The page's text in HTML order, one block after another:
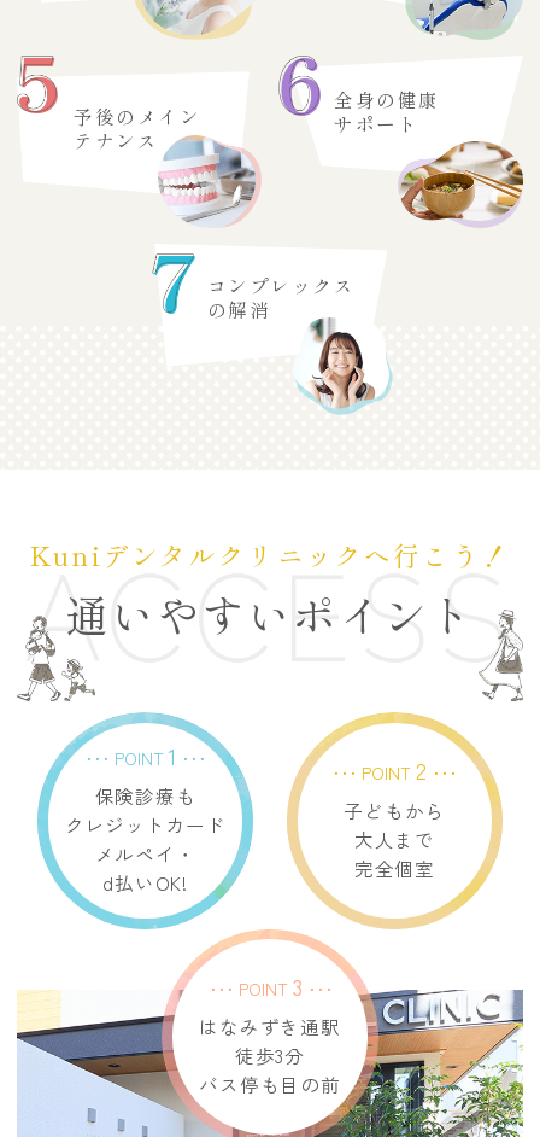
予後のメイン
テナンス
全身の健康
サポート
コンプレックス
の解消
ACCESS
Kuniデンタルクリニックへ行こう！
通いやすいポイント
･･･ POINT1 ･･･
保険診療も
クレジットカード
メルペイ・
d払いOK!
･･･ POINT 2 ･･･
子どもから
大人まで
完全個室
･･･ POINT3 ･･･
はなみずき通駅
徒歩3分
バス停も目の前